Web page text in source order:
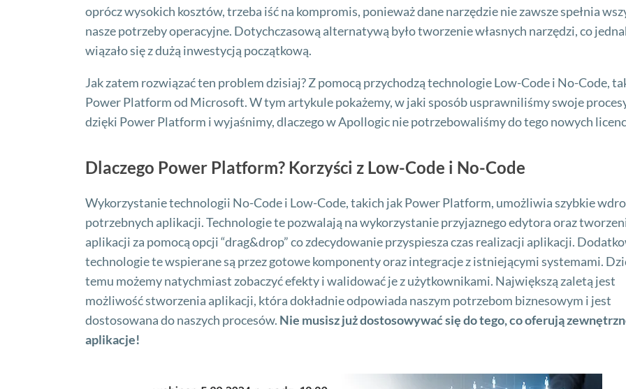
oprócz wysokich kosztów, trzeba iść na kompromis, ponieważ dane narzędzie nie zawsze spełnia
nasze potrzeby operacyjne. Dotychczasową alternatywą było tworzenie własnych narzędzi, co
wiązało się z dużą inwestycją początkową.
Jak zatem rozwiązać ten problem dzisiaj? Z pomocą przychodzą technologie Low-Code i No-Code,
Power Platform od Microsoft. W tym artykule pokażemy, w jaki sposób usprawniliśmy swoje
dzięki Power Platform i wyjaśnimy, dlaczego w Apollogic nie potrzebowaliśmy do tego nowych
Dlaczego Power Platform? Korzyści z Low-Code i No-Code
Wykorzystanie technologii No-Code i Low-Code, takich jak Power Platform, umożliwia szybkie
potrzebnych aplikacji. Technologie te pozwalają na wykorzystanie przyjaznego edytora oraz
aplikacji za pomocą opcji “drag&drop” co zdecydowanie przyspiesza czas realizacji aplikacji.
technologie te wspierane są przez gotowe komponenty oraz integracje z istniejącymi systemami.
temu możemy natychmiast zobaczyć efekty i walidować je z użytkownikami. Największą zaletą jest
możliwość stworzenia aplikacji, która dokładnie odpowiada naszym potrzebom biznesowym i jest
dostosowana do naszych procesów. Nie musisz już dostosowywać się do tego, co oferują
aplikacje!